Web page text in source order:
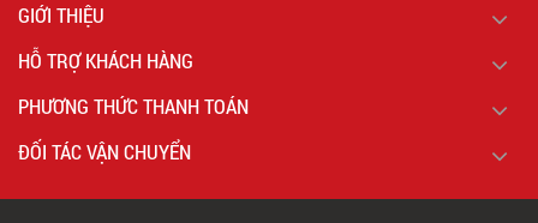
GIỚI THIỆU
HỖ TRỢ KHÁCH HÀNG
PHƯƠNG THỨC THANH TOÁN
ĐỐI TÁC VẬN CHUYỂN